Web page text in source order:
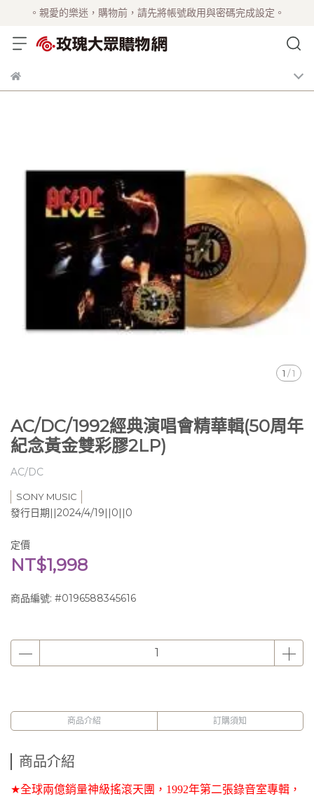
。親愛的樂迷，購物前，請先將帳號啟用與密碼完成設定。
1 /1
AC/DC/1992經典演唱會精華輯(50周年
紀念黃金雙彩膠2LP)
AC/DC
SONY MUSIC
發行日期||2024/4/19||0||0
定價
NT$1,998
商品編號: #0196588345616
商品介紹 訂購須知
商品介紹
★全球兩億銷量神級搖滾天團， 1992年第二張錄音室專輯，